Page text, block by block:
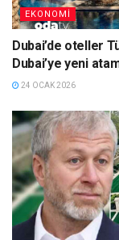
EKONOMI
Dubai’de oteller
Dubai’ye yeni
24 OCAK 2026